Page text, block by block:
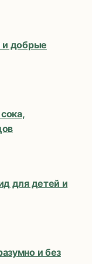
и добрые
для детей и
и без